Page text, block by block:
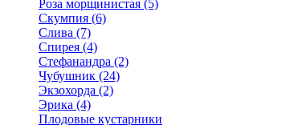
Роза морщинистая (5)
Скумпия (6)
Слива (7)
Спирея (4)
Стефанандра (2)
Чубушник (24)
Экзохорда (2)
Эрика (4)
Плодовые кустарники